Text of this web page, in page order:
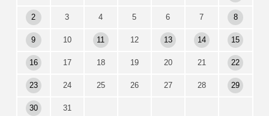
2 3 4 5 6 7 8
9 10 11 12 13 14 15
16 17 18 19 20 21 22
23 24 25 26 27 28 29
30 31